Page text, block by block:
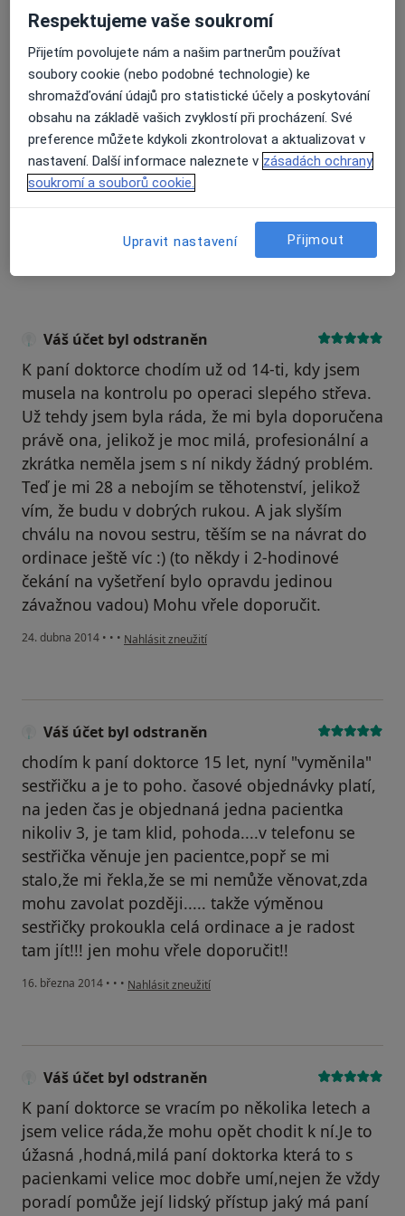
Recenze pacientů jsou pro nás důležité.
Specialisté nemají možnost zaplatit za
odstranění nebo změnu recenze pacienta.
Další informace. Další informace o názorech
Hledejte v názorech
Váš účet byl odstraněn
K paní doktorce chodím už od 14-ti, kdy jsem
musela na kontrolu po operaci slepého střeva.
Už tehdy jsem byla ráda, že mi byla doporučena
právě ona, jelikož je moc milá, profesionální a
zkrátka neměla jsem s ní nikdy žádný problém.
Teď je mi 28 a nebojím se těhotenství, jelikož
vím, že budu v dobrých rukou. A jak slyším
chválu na novou sestru, těším se na návrat do
ordinace ještě víc :) (to někdy i 2-hodinové
čekání na vyšetření bylo opravdu jedinou
závažnou vadou) Mohu vřele doporučit.
24. dubna 2014 • • • podle názoru uživatele Váš účet byl odstraněn
Nahlásit zneužití
Váš účet byl odstraněn
chodím k paní doktorce 15 let, nyní "vyměnila"
sestřičku a je to poho. časové objednávky platí,
na jeden čas je objednaná jedna pacientka
nikoliv 3, je tam klid, pohoda....v telefonu se
sestřička věnuje jen pacientce,popř se mi
stalo,že mi řekla,že se mi nemůže věnovat,zda
mohu zavolat později..... takže výměnou
sestřičky prokoukla celá ordinace a je radost
tam jít!!! jen mohu vřele doporučit!!
16. března 2014 • • • podle názoru uživatele Váš účet byl odstraněn
Nahlásit zneužití
Váš účet byl odstraněn
K paní doktorce se vracím po několika letech a
jsem velice ráda,že mohu opět chodit k ní.Je to
úžasná ,hodná,milá paní doktorka která to s
pacienkami velice moc dobře umí,nejen že vždy
poradí pomůže její lidský přístup jaký má paní
Respektujeme vaše soukromí
Přijetím povolujete nám a našim partnerům používat
soubory cookie (nebo podobné technologie) ke
shromažďování údajů pro statistické účely a poskytování
obsahu na základě vašich zvyklostí při procházení. Své
preference můžete kdykoli zkontrolovat a aktualizovat v
nastavení. Další informace naleznete v zásadách ochrany
soukromí a souborů cookie.
Upravit nastavení Přijmout